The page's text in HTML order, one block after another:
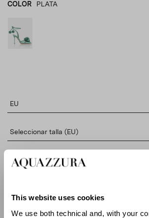
This website uses cookies
We use both technical and, with your
COLOR PLATA
EU
Seleccionar talla (EU)